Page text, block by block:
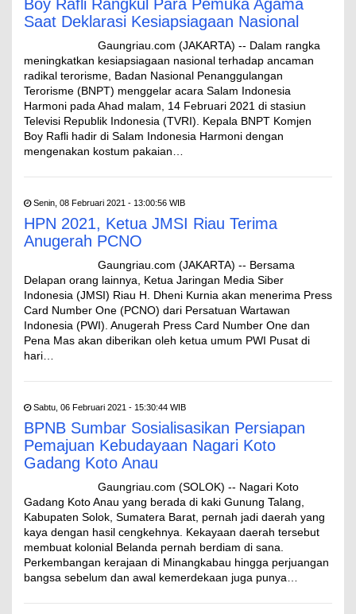
Boy Rafli Rangkul Para Pemuka Agama
Saat Deklarasi Kesiapsiagaan Nasional
Gaungriau.com (JAKARTA) -- Dalam rangka
meningkatkan kesiapsiagaan nasional terhadap ancaman
radikal terorisme, Badan Nasional Penanggulangan
Terorisme (BNPT) menggelar acara Salam Indonesia
Harmoni pada Ahad malam, 14 Februari 2021 di stasiun
Televisi Republik Indonesia (TVRI). Kepala BNPT Komjen
Boy Rafli hadir di Salam Indonesia Harmoni dengan
mengenakan kostum pakaian…
Senin, 08 Februari 2021 - 13:00:56 WIB
HPN 2021, Ketua JMSI Riau Terima
Anugerah PCNO
Gaungriau.com (JAKARTA) -- Bersama
Delapan orang lainnya, Ketua Jaringan Media Siber
Indonesia (JMSI) Riau H. Dheni Kurnia akan menerima Press
Card Number One (PCNO) dari Persatuan Wartawan
Indonesia (PWI). Anugerah Press Card Number One dan
Pena Mas akan diberikan oleh ketua umum PWI Pusat di
hari…
Sabtu, 06 Februari 2021 - 15:30:44 WIB
BPNB Sumbar Sosialisasikan Persiapan
Pemajuan Kebudayaan Nagari Koto
Gadang Koto Anau
Gaungriau.com (SOLOK) -- Nagari Koto
Gadang Koto Anau yang berada di kaki Gunung Talang,
Kabupaten Solok, Sumatera Barat, pernah jadi daerah yang
kaya dengan hasil cengkehnya. Kekayaan daerah tersebut
membuat kolonial Belanda pernah berdiam di sana.
Perkembangan kerajaan di Minangkabau hingga perjuangan
bangsa sebelum dan awal kemerdekaan juga punya…